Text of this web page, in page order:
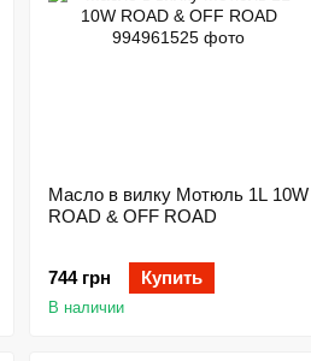
Масло в вилку Мотюль 1L 10W
ROAD & OFF ROAD
744 грн Купить
В наличии